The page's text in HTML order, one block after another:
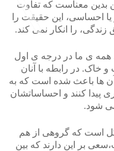
بدین معناست که تفاوت
احساسی، این حقیقت را
را انکار نمی کند.
همه ی ما در درجه ی اول
خاک. در رابطه با آنان
آن ها باعث شده است که به
کنند و احساساتشان
شود.
است که گروهی از هم
بر این دارند که بین
>